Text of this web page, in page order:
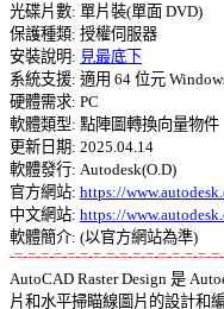
光碟片數: 單片裝(單面 DVD)
保護種類: 授權伺服器
安裝說明: 見最底下
系統支援: 適用 64 位元
硬體需求: PC
軟體類型: 點陣圖轉換向量物件
更新日期: 2025.04.14
軟體發行: Autodesk(O.D)
官方網站: https://
中文網站: https://
-=-=-=-=-=-=-=-=-=-=-=-=-=-=-=-
AutoCAD Raster Design 是
片和水平掃瞄線圖片的設計和